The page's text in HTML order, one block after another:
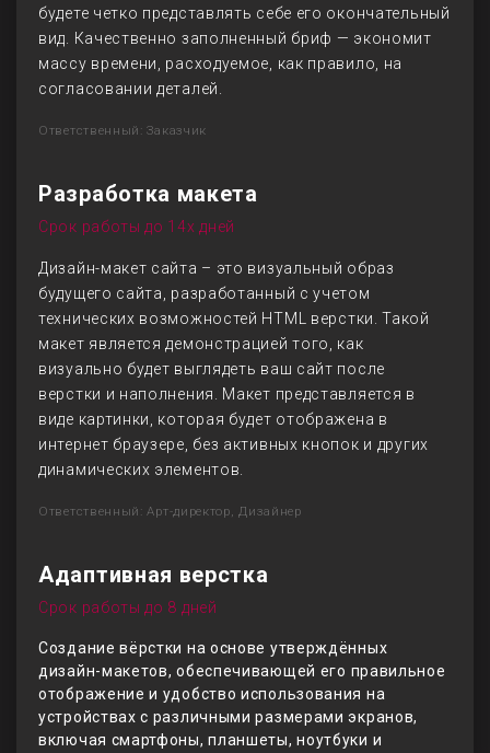
будете четко представлять себе его окончательный
вид. Качественно заполненный бриф — экономит
массу времени, расходуемое, как правило, на
согласовании деталей.
Ответственный: Заказчик
Разработка макета
Срок работы до 14х дней
Дизайн-макет сайта – это визуальный образ
будущего сайта, разработанный с учетом
технических возможностей HTML верстки. Такой
макет является демонстрацией того, как
визуально будет выглядеть ваш сайт после
верстки и наполнения. Макет представляется в
виде картинки, которая будет отображена в
интернет браузере, без активных кнопок и других
динамических элементов.
Ответственный: Арт-директор, Дизайнер
Адаптивная верстка
Срок работы до 8 дней
Создание вёрстки на основе утверждённых
дизайн-макетов, обеспечивающей его правильное
отображение и удобство использования на
устройствах с различными размерами экранов,
включая смартфоны, планшеты, ноутбуки и